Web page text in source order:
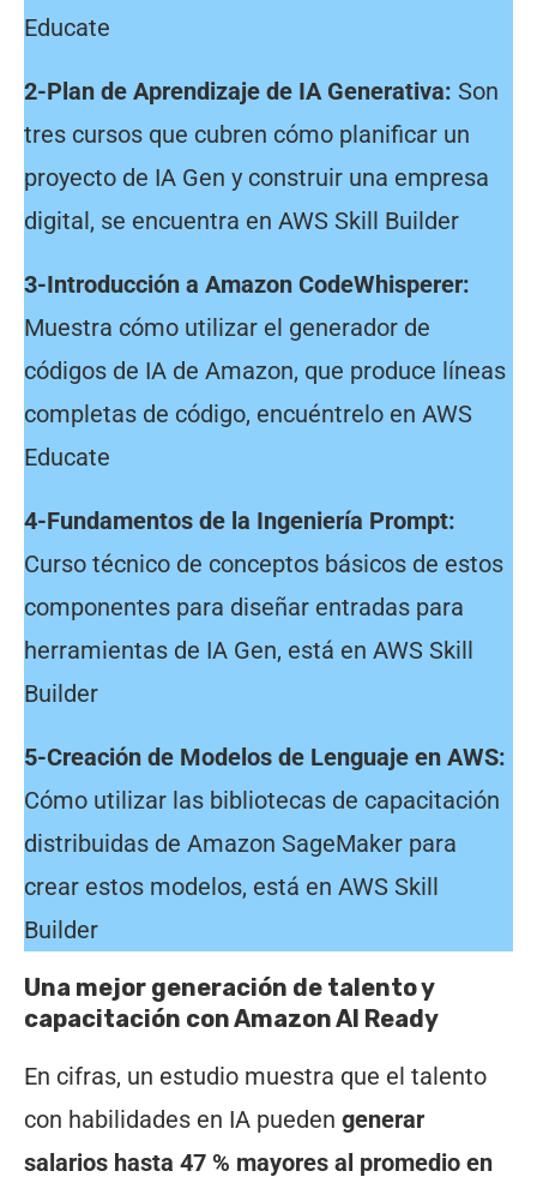
Educate
2-Plan de Aprendizaje de IA Generativa: Son
tres cursos que cubren cómo planificar un
proyecto de IA Gen y construir una empresa
digital, se encuentra en AWS Skill Builder
3-Introducción a Amazon CodeWhisperer:
Muestra cómo utilizar el generador de
códigos de IA de Amazon, que produce líneas
completas de código, encuéntrelo en AWS
Educate
4-Fundamentos de la Ingeniería Prompt:
Curso técnico de conceptos básicos de estos
componentes para diseñar entradas para
herramientas de IA Gen, está en AWS Skill
Builder
5-Creación de Modelos de Lenguaje en AWS:
Cómo utilizar las bibliotecas de capacitación
distribuidas de Amazon SageMaker para
crear estos modelos, está en AWS Skill
Builder
Una mejor generación de talento y
capacitación con Amazon AI Ready
En cifras, un estudio muestra que el talento
con habilidades en IA pueden generar
salarios hasta 47 % mayores al promedio en